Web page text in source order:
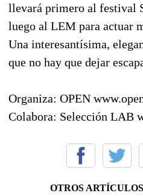
llevará primero al festival
luego al LEM para actuar
Una interesantísima,
que no hay que dejar
Organiza: OPEN
Colabora: Selección LAB
OTROS